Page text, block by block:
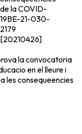
de la COVID-
19BE-21-030-
2179
[20210426]
la convocatoria
en el lleure i
les consequeencies